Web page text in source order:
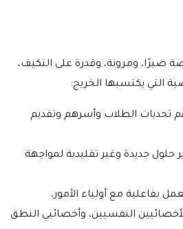
صبرًا، ومرونة، وقدرة على التكيف،
التي يكتسبها الخريج:
تحديات الطلاب وأسرهم وتقديم
حلول جديدة وغير تقليدية لمواجهة
بفاعلية مع أولياء الأمور،
النفسيين، وأخصائيي النطق